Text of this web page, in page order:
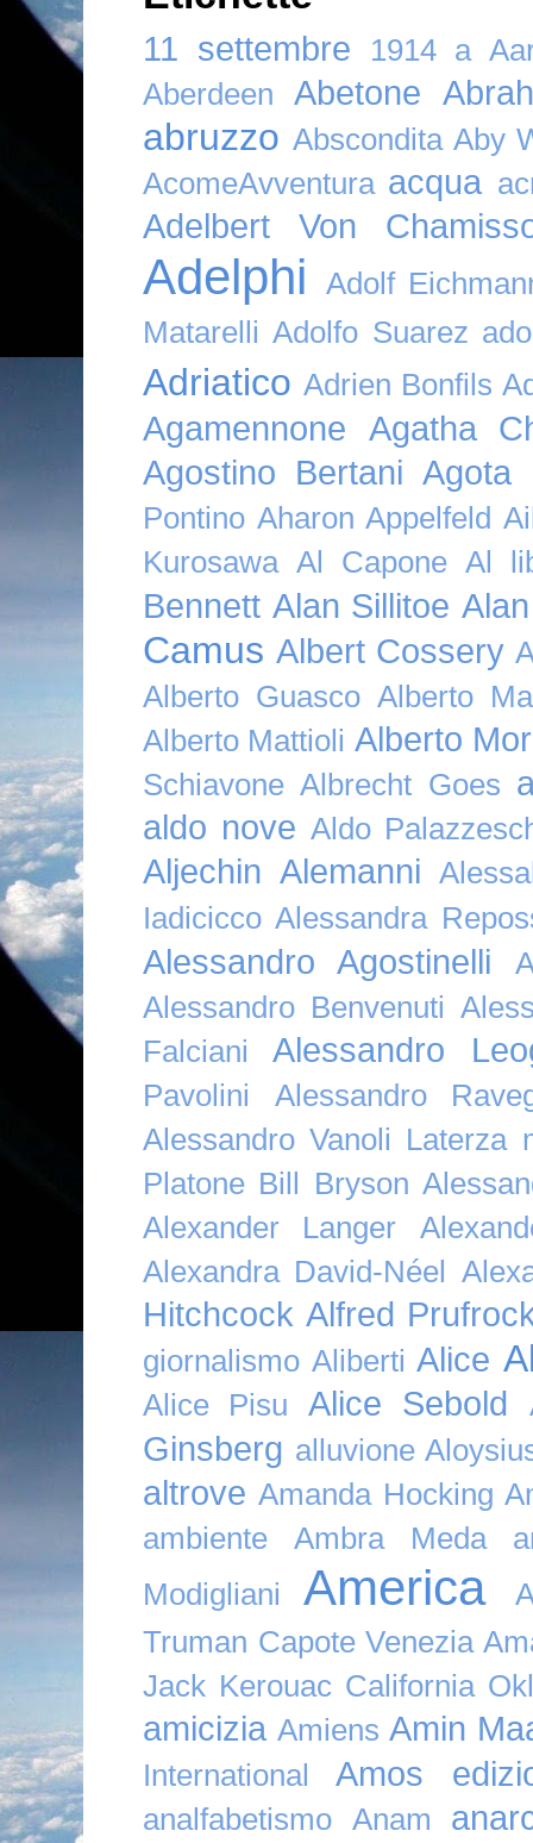
11 settembre 1914 a
Aberdeen
Abetone
abruzzo Abscondita Aby
AcomeAvventura acqua
Adelbert Von
Adelphi
Adolf
Matarelli Adolfo Suarez
Adriatico Adrien Bonfils
Agamennone
Agatha
Agostino Bertani Agota
Pontino Aharon Appelfeld
Kurosawa Al Capone Al
Bennett Alan Sillitoe
Camus Albert Cossery
Alberto Guasco Alberto
Alberto Mattioli Alberto
Schiavone Albrecht Goes
aldo nove Aldo
Aljechin Alemanni
Iadicicco Alessandra
Alessandro Agostinelli
Alessandro Benvenuti
Falciani
Alessandro
Pavolini
Alessandro
Alessandro Vanoli Laterza
Platone Bill Bryson
Alexander Langer
Alexandra David-Néel
Hitchcock Alfred
giornalismo Aliberti Alice
Alice Pisu Alice Sebold
Ginsberg alluvione
altrove Amanda Hocking
ambiente
Ambra Meda
Modigliani
America
Truman Capote Venezia
Jack Kerouac California
amicizia Amiens Amin
International Amos
analfabetismo Anam